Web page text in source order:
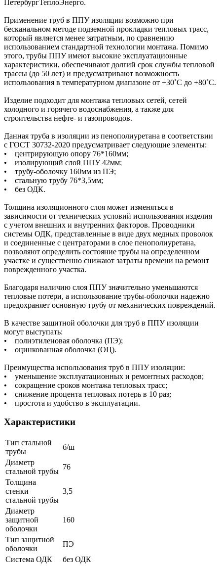
ПетербургТеплоЭнерго.
Применение труб в ППУ изоляции возможно при
бесканальном методе подземной прокладки тепловых трасс,
который является менее затратным, по сравнению
использованием стандартной технологии монтажа. Помимо
этого, трубы ППУ имеют высокие эксплуатационные
характеристики, обеспечивают долгий срок службы тепловой
трассы (до 50 лет) и предусматривают возможность
использования в температурном диапазоне от +30˚C до +80˚C.
Изделие подходит для монтажа тепловых сетей, сетей
холодного и горячего водоснабжения, а также для
строительства нефте- и газопроводов.
Данная труба в изоляции из пенополиуретана в соответствии
с ГОСТ 30732-2020 предусматривает следующие элементы:
• центрирующую опору 76*160мм;
• изолирующий слой ППУ 42мм;
• трубу-оболочку 160мм из ПЭ;
• стальную трубу 76*3,5мм;
• без ОДК.
Толщина изоляционного слоя может изменяться в
зависимости от технических условий использования изделия
с учетом внешних и внутренних факторов. Проводники
системы ОДК, представленные в виде двух медных проволок
и соединенные с центраторами в слое пенополиуретана,
позволяют определить состояние трубы на определенном
участке и существенно снижают затраты времени на ремонт
поврежденного участка.
Благодаря наличию слоя ППУ значительно уменьшаются
тепловые потери, а использование трубы-оболочки надежно
предохраняет основную трубу от механических повреждений.
В качестве защитной оболочки для труб в ППУ изоляции
могут выступать:
• полиэтиленовая оболочка (ПЭ);
• оцинкованная оболочка (ОЦ).
Преимущества использования труб в ППУ изоляции:
• уменьшение эксплуатационных и ремонтных расходов;
• сокращение сроков монтажа тепловых трасс;
• снижение процента тепловых потерь в 10 раз;
• простота и удобство в эксплуатации.
Характеристики
Тип стальной
трубы
б/ш
Диаметр
стальной трубы
76
Толщина
стенки
стальной трубы
3,5
Диаметр
защитной
оболочки
160
Тип защитной
оболочки
ПЭ
Система ОДК
без ОДК